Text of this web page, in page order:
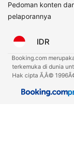
Pedoman konten
pelaporannya
IDR
Booking.com
terkemuka di dunia
Hak cipta Ã‚Â©